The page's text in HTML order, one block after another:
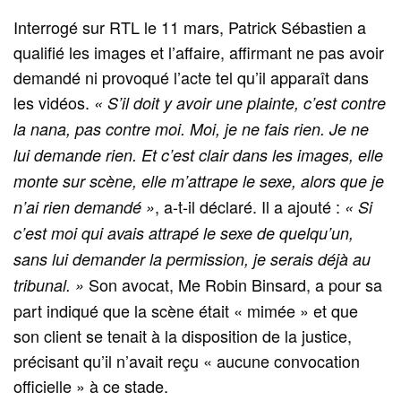
Interrogé sur RTL le 11 mars, Patrick Sébastien a
qualifié les images et l’affaire, affirmant ne pas avoir
demandé ni provoqué l’acte tel qu’il apparaît dans
les vidéos. « S’il doit y avoir une plainte, c’est contre
la nana, pas contre moi. Moi, je ne fais rien. Je ne
lui demande rien. Et c’est clair dans les images, elle
monte sur scène, elle m’attrape le sexe, alors que je
n’ai rien demandé », a-t-il déclaré. Il a ajouté : « Si
c’est moi qui avais attrapé le sexe de quelqu’un,
sans lui demander la permission, je serais déjà au
tribunal. » Son avocat, Me Robin Binsard, a pour sa
part indiqué que la scène était « mimée » et que
son client se tenait à la disposition de la justice,
précisant qu’il n’avait reçu « aucune convocation
officielle » à ce stade.